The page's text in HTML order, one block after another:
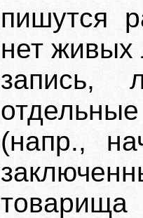
пишутся
нет живых
запись,
(напр.,